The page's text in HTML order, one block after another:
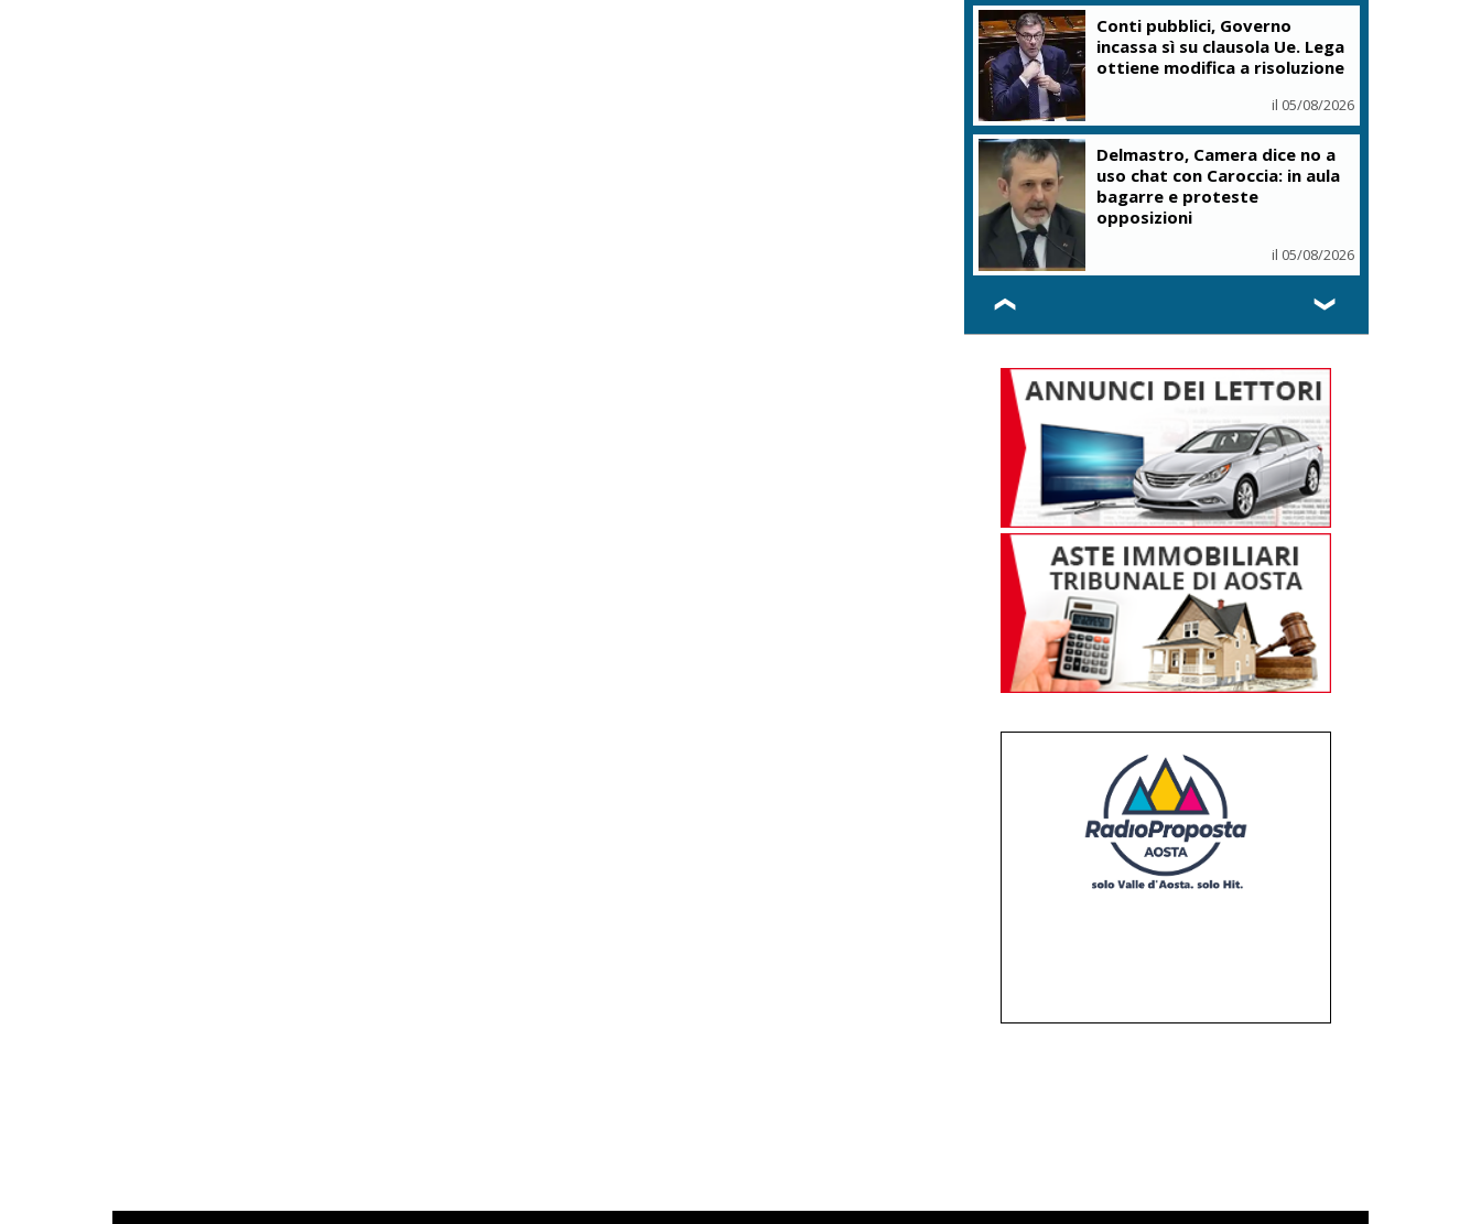
Conti pubblici, Governo
incassa sì su clausola Ue. Lega
ottiene modifica a risoluzione
il 05/08/2026
Delmastro, Camera dice no a
uso chat con Caroccia: in aula
bagarre e proteste
opposizioni
il 05/08/2026
❮ ❯